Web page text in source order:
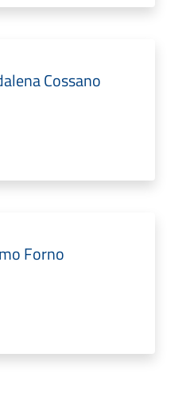
Cossano
Forno